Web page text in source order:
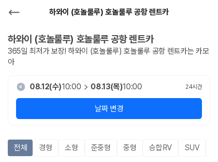
하와이 (호놀룰루) 호놀룰루 공항 렌트카
하와이 (호놀룰루) 호놀룰루 공항렌트카
365일 최저가 보장! 하와이 (호놀룰루) 호놀룰루 공항 렌트카는 카모
아
08.12(수)10:00 08.13(목)10:00 24시간
날짜 변경
전체 경형 소형 준중형 중형 승합RV SUV